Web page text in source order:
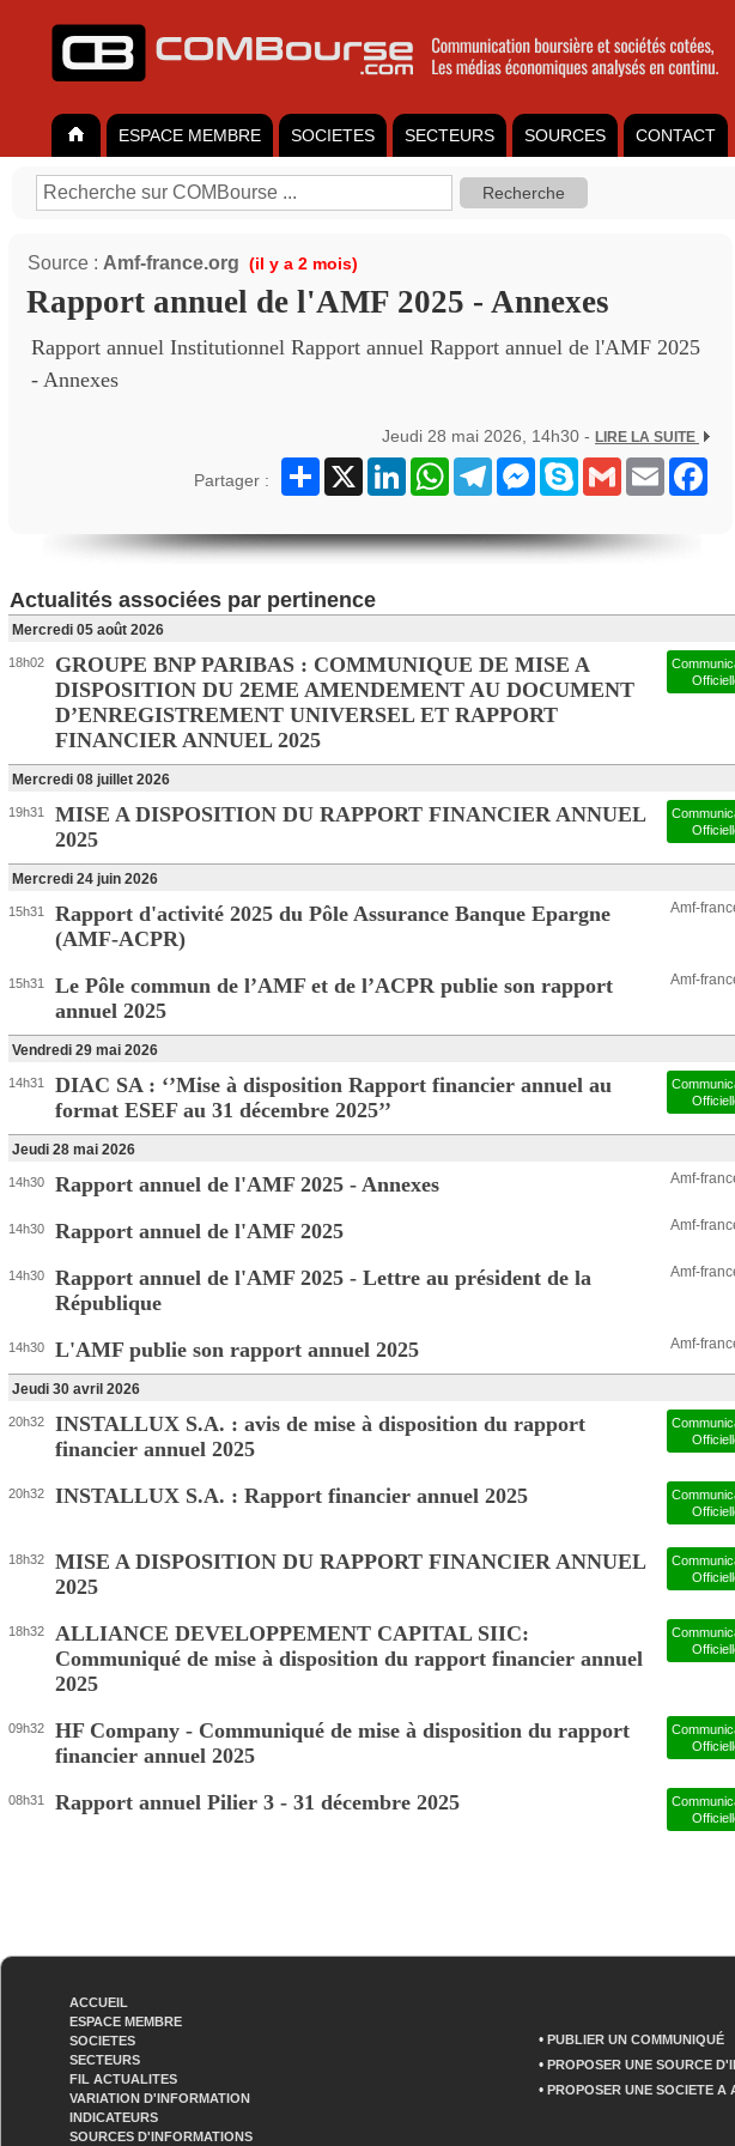
ESPACE MEMBRE SOCIETES SECTEURS SOURCES CONTACT
Source : Amf-france.org (il y a 2 mois)
Rapport annuel de l'AMF 2025 - Annexes
Rapport annuel Institutionnel Rapport annuel Rapport annuel de l'AMF 2025
- Annexes
Jeudi 28 mai 2026, 14h30 - LIRE LA SUITE
Partager :
Partager
X LinkedInWhatsAppTelegramMessenger
Skype Gmail Email
Actualités associées par pertinence
Mercredi 05 août 2026
18h02
GROUPE BNP PARIBAS : COMMUNIQUE DE MISE A
DISPOSITION DU 2EME AMENDEMENT AU DOCUMENT
D’ENREGISTREMENT UNIVERSEL ET RAPPORT
FINANCIER ANNUEL 2025
Mercredi 08 juillet 2026
19h31
MISE A DISPOSITION DU RAPPORT FINANCIER ANNUEL
2025
Mercredi 24 juin 2026
15h31
Rapport d'activité 2025 du Pôle Assurance Banque Epargne
(AMF-ACPR)
Amf-
15h31
Le Pôle commun de l’AMF et de l’ACPR publie son rapport
annuel 2025
Amf-
Vendredi 29 mai 2026
14h31
DIAC SA : ‘’Mise à disposition Rapport financier annuel au
format ESEF au 31 décembre 2025’’
Jeudi 28 mai 2026
14h30 Rapport annuel de l'AMF 2025 - Annexes Amf-
14h30 Rapport annuel de l'AMF 2025 Amf-
14h30
Rapport annuel de l'AMF 2025 - Lettre au président de la
République
Amf-
14h30 L'AMF publie son rapport annuel 2025 Amf-
Jeudi 30 avril 2026
20h32
INSTALLUX S.A. : avis de mise à disposition du rapport
financier annuel 2025
20h32 INSTALLUX S.A. : Rapport financier annuel 2025
18h32
MISE A DISPOSITION DU RAPPORT FINANCIER ANNUEL
2025
18h32
ALLIANCE DEVELOPPEMENT CAPITAL SIIC:
Communiqué de mise à disposition du rapport financier annuel
2025
09h32
HF Company - Communiqué de mise à disposition du rapport
financier annuel 2025
08h31 Rapport annuel Pilier 3 - 31 décembre 2025
ACCUEIL
ESPACE MEMBRE
SOCIETES
SECTEURS
FIL ACTUALITES
VARIATION D'INFORMATION
INDICATEURS
SOURCES D'INFORMATIONS
• PUBLIER UN COMMUNIQUÉ
• PROPOSER UNE SOURCE
• PROPOSER UNE SOCIETE A